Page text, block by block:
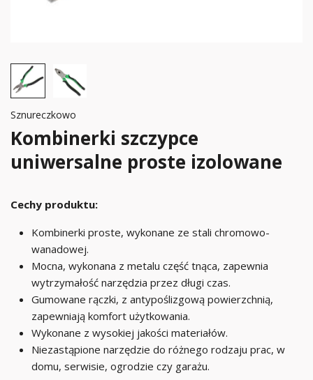
Sznureczkowo
Kombinerki szczypce
uniwersalne proste izolowane
Cechy produktu:
Kombinerki proste, wykonane ze stali chromowo-
wanadowej.
Mocna, wykonana z metalu część tnąca, zapewnia
wytrzymałość narzędzia przez długi czas.
Gumowane rączki, z antypoślizgową powierzchnią,
zapewniają komfort użytkowania.
Wykonane z wysokiej jakości materiałów.
Niezastąpione narzędzie do różnego rodzaju prac, w
domu, serwisie, ogrodzie czy garażu.